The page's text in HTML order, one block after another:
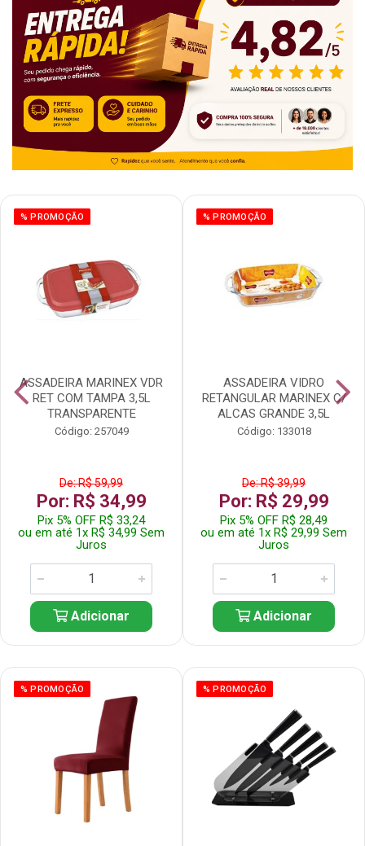
% PROMOÇÃO
ASSADEIRA MARINEX VDR
RET COM TAMPA 3,5L
TRANSPARENTE
Código: 257049
De: R$ 59,99
Por: R$ 34,99
Pix 5% OFF R$ 33,24
ou em até 1x R$ 34,99 Sem
Juros
Adicionar
% PROMOÇÃO
ASSADEIRA VIDRO
RETANGULAR MARINEX C/
ALCAS GRANDE 3,5L
Código: 133018
De: R$ 39,99
Por: R$ 29,99
Pix 5% OFF R$ 28,49
ou em até 1x R$ 29,99 Sem
Juros
Adicionar
% PROMOÇÃO % PROMOÇÃO